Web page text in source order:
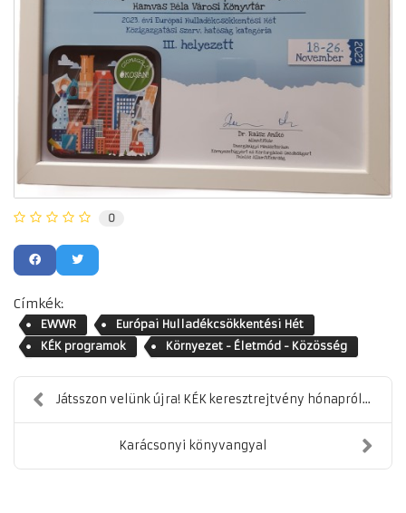
0
Címkék:
EWWR
Európai Hulladékcsökkentési Hét
KÉK programok
Környezet - Életmód - Közösség
Játsszon velünk újra! KÉK keresztrejtvény hónapról...
Karácsonyi könyvangyal